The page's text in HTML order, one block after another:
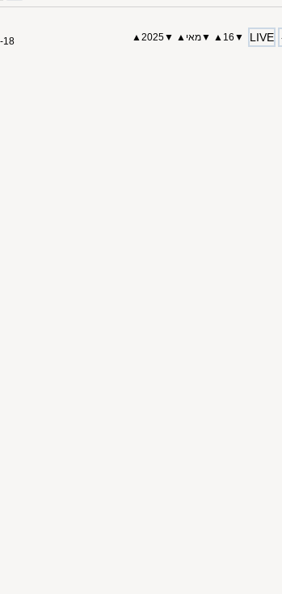
LIVE
▼
16
▲
▼מאי ▲
▼
2025
▲
1-18